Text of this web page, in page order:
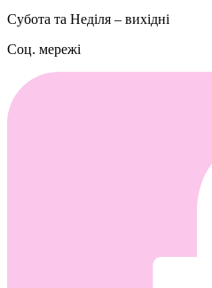
Субота та Неділя – вихідні
Соц. мережі